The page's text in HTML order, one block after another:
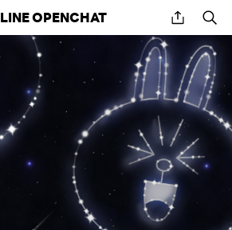
LINE OPENCHAT share